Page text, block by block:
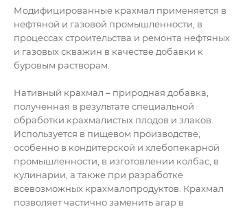
Модифицированные крахмал применяется в
нефтяной и газовой промышленности, в
процессах строительства и ремонта нефтяных
и газовых скважин в качестве добавки к
буровым растворам.
Нативный крахмал – природная добавка,
полученная в результате специальной
обработки крахмалистых плодов и злаков.
Используется в пищевом производстве,
особенно в кондитерской и хлебопекарной
промышленности, в изготовлении колбас, в
кулинарии, а также при разработке
всевозможных крахмалопродуктов. Крахмал
позволяет частично заменить агар в